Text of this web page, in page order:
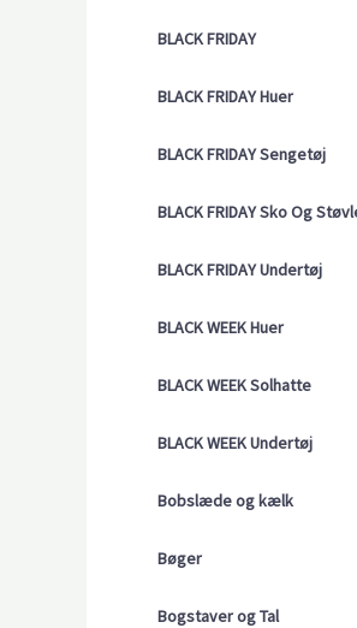
BLACK FRIDAY
BLACK FRIDAY Huer
BLACK FRIDAY Sengetøj
BLACK FRIDAY Sko Og
BLACK FRIDAY Undertøj
BLACK WEEK Huer
BLACK WEEK Solhatte
BLACK WEEK Undertøj
Bobslæde og kælk
Bøger
Bogstaver og Tal